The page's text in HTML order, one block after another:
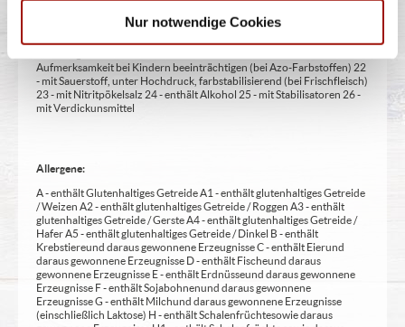
Nur notwendige Cookies
14 - kann bei übermäßigem Verzehr abführend wirken (zusätzlich zur
Angabe 15 - unter Schutzatmosphäre verpackt 16 - chininhaltig 17 -
koffeinhaltig 18 - mit Milcheiweiß (bei Fleischerzeugnissen) 19 - mit
Aufmerksamkeit bei Kindern beeinträchtigen (bei Azo-Farbstoffen) 22
- mit Sauerstoff, unter Hochdruck, farbstabilisierend (bei Frischfleisch)
23 - mit Nitritpökelsalz 24 - enthält Alkohol 25 - mit Stabilisatoren 26 -
mit Verdickunsmittel
Allergene:
A - enthält Glutenhaltiges Getreide A1 - enthält glutenhaltiges Getreide
/ Weizen A2 - enthält glutenhaltiges Getreide / Roggen A3 - enthält
glutenhaltiges Getreide / Gerste A4 - enthält glutenhaltiges Getreide /
Hafer A5 - enthält glutenhaltiges Getreide / Dinkel B - enthält
Krebstiere und daraus gewonnene Erzeugnisse C - enthält Eier und
daraus gewonnene Erzeugnisse D - enthält Fische und daraus
gewonnene Erzeugnisse E - enthält Erdnüsse und daraus gewonnene
Erzeugnisse F - enthält Sojabohnen und daraus gewonnene
Erzeugnisse G - enthält Milch und daraus gewonnene Erzeugnisse
(einschließlich Laktose) H - enthält Schalenfrüchte sowie daraus